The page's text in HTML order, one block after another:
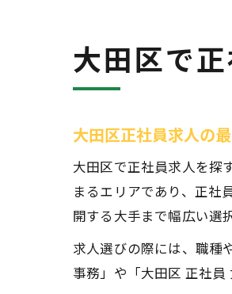
大田区で
大田区正社員求人の
大田区で正社員求人を探
まるエリアであり、正社
開する大手まで幅広い選
求人選びの際には、職種
事務」や「大田区 正社員